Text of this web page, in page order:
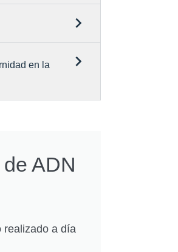
en la
ADN
realizado a día